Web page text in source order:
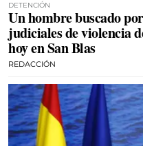
DETENCIÓN
Un hombre buscado
judiciales de violencia
hoy en San Blas
REDACCIÓN